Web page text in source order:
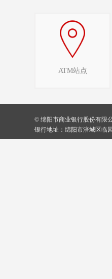
ATM站点
© 绵阳市商业银行股份有限
银行地址：绵阳市涪城区临